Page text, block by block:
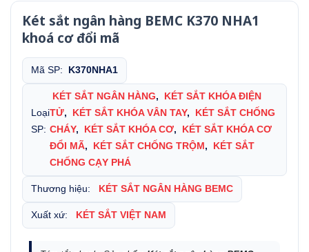
Két sắt ngân hàng BEMC K370 NHA1
khoá cơ đổi mã
Mã SP: K370NHA1
Loại
SP:
KÉT SẮT NGÂN HÀNG,
KÉT SẮT KHÓA ĐIỆN
TỬ, KÉT SẮT KHÓA VÂN TAY,
KÉT SẮT CHỐNG
CHÁY, KÉT SẮT KHÓA CƠ,
KÉT SẮT KHÓA CƠ
ĐỔI MÃ, KÉT SẮT CHỐNG TRỘM ,
KÉT SẮT
CHỐNG CẠY PHÁ
Thương hiệu: KÉT SẮT NGÂN HÀNG BEMC
Xuất xứ: KÉT SẮT VIỆT NAM